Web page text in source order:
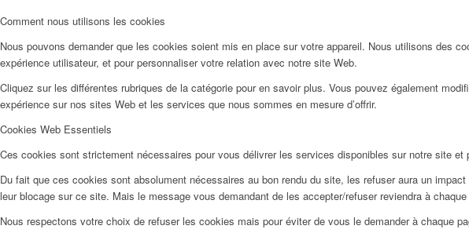
Comment nous utilisons les cookies
Nous pouvons demander que les cookies soient mis en place sur votre appareil. Nous utilisons des
expérience utilisateur, et pour personnaliser votre relation avec notre site Web.
Cliquez sur les différentes rubriques de la catégorie pour en savoir plus. Vous pouvez également
expérience sur nos sites Web et les services que nous sommes en mesure d’offrir.
Cookies Web Essentiels
Ces cookies sont strictement nécessaires pour vous délivrer les services disponibles sur notre site
Du fait que ces cookies sont absolument nécessaires au bon rendu du site, les refuser aura un
leur blocage sur ce site. Mais le message vous demandant de les accepter/refuser reviendra à
Nous respectons votre choix de refuser les cookies mais pour éviter de vous le demander à chaque